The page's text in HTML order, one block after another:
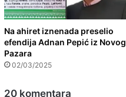
Na ahiret iznenada preselio
efendija Adnan Pepić iz Novog
Pazara
02/03/2025
20 komentara